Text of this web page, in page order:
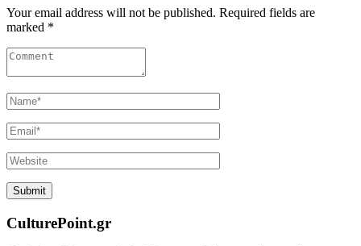
Your email address will not be published. Required fields are
marked *
CulturePoint.gr